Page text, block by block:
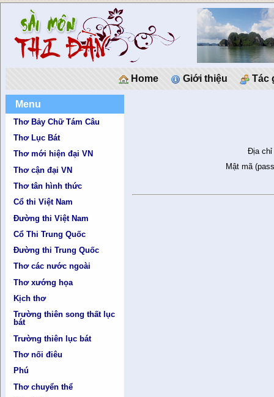
Home Giới thiệu Tác
Menu
Thơ Bảy Chữ Tám Câu
Thơ Lục Bát
Thơ mới hiện đại VN
Thơ cận đại VN
Thơ tân hình thức
Cổ thi Việt Nam
Đường thi Việt Nam
Cổ Thi Trung Quốc
Đường thi Trung Quốc
Thơ các nước ngoài
Thơ xướng họa
Kịch thơ
Trường thiên song thất lục
bát
Trường thiên lục bát
Thơ nối điêu
Phú
Thơ chuyển thể
Địa chỉ
Mật mã